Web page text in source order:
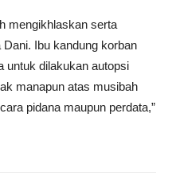
mengikhlaskan serta
Ibu kandung korban
untuk dilakukan autopsi
manapun atas musibah
pidana maupun perdata,”